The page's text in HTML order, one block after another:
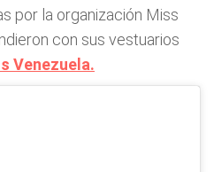
por la organización Miss
con sus vestuarios
Venezuela.